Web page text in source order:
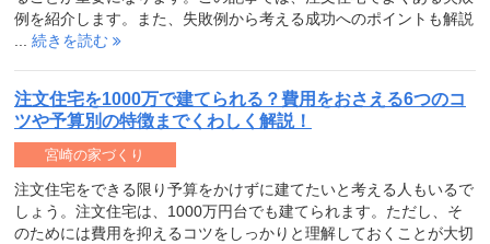
例を紹介します。また、失敗例から考える成功へのポイントも解説
... 続きを読む
注文住宅を1000万で建てられる？費用をおさえる6つのコ
ツや予算別の特徴までくわしく解説！
注文住宅をできる限り予算をかけずに建てたいと考える人もいるで
しょう。注文住宅は、1000万円台でも建てられます。ただし、そ
のためには費用を抑えるコツをしっかりと理解しておくことが大切
宮崎の家づくり